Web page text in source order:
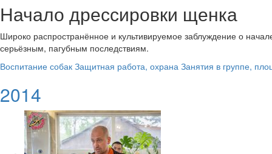
Начало дрессировки щенка
Широко распространённое и культивируемое заблуждение о
серьёзным, пагубным последствиям.
Воспитание собак Защитная работа, охрана Занятия в группе,
2014